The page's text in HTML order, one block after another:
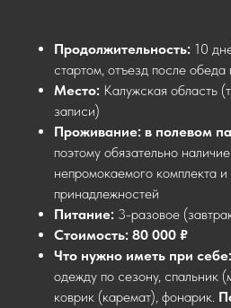
Продолжительность: 10
стартом, отъезд после обеда
Место: Калужская область
записи)
Проживание: в полевом
поэтому обязательно
непромокаемого комплекта
принадлежностей
Питание: 3-разовое
Стоимость: 80 000 ₽
Что нужно иметь при себе:
одежду по сезону, спальник
коврик (каремат), фонарик.